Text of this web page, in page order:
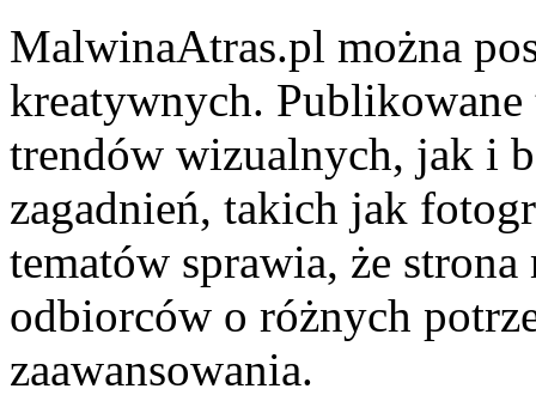
MalwinaAtras.pl można
kreatywnych.
trendów wizualnych, jak i
zagadnień, takich jak
tematów sprawia, że
odbiorców o różnych
zaawansowania.